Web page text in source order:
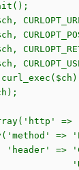
=>
=>
GET